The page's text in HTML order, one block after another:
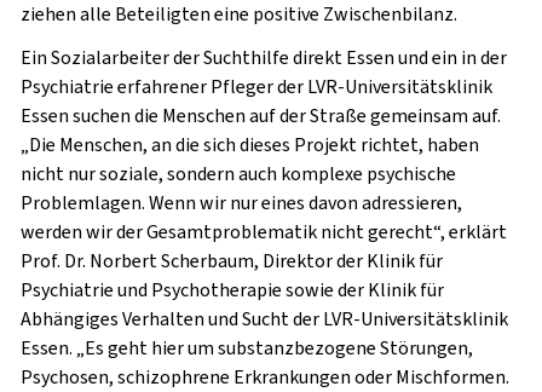
ziehen alle Beteiligten eine positive Zwischenbilanz.
Ein Sozialarbeiter der Suchthilfe direkt Essen und ein in der
Psychiatrie erfahrener Pfleger der LVR-Universitätsklinik
Essen suchen die Menschen auf der Straße gemeinsam auf.
„Die Menschen, an die sich dieses Projekt richtet, haben
nicht nur soziale, sondern auch komplexe psychische
Problemlagen. Wenn wir nur eines davon adressieren,
werden wir der Gesamtproblematik nicht gerecht“, erklärt
Prof. Dr. Norbert Scherbaum, Direktor der Klinik für
Psychiatrie und Psychotherapie sowie der Klinik für
Abhängiges Verhalten und Sucht der LVR-Universitätsklinik
Essen. „Es geht hier um substanzbezogene Störungen,
Psychosen, schizophrene Erkrankungen oder Mischformen.